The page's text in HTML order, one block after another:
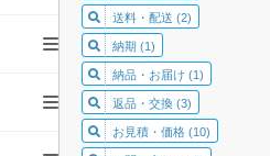
送料・配送 (2)
納期 (1)
納品・お届け (1)
返品・交換 (3)
お見積・価格 (10)